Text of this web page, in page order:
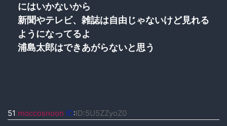
にはいかないから
新聞やテレビ、雑誌は自由じゃないけど見れる
ようになってるよ
浦島太郎はできあがらないと思う
51 moccosnoon ID:ID:5U5ZZyoZ0